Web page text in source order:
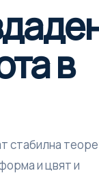
в
стабилна
и цвят и